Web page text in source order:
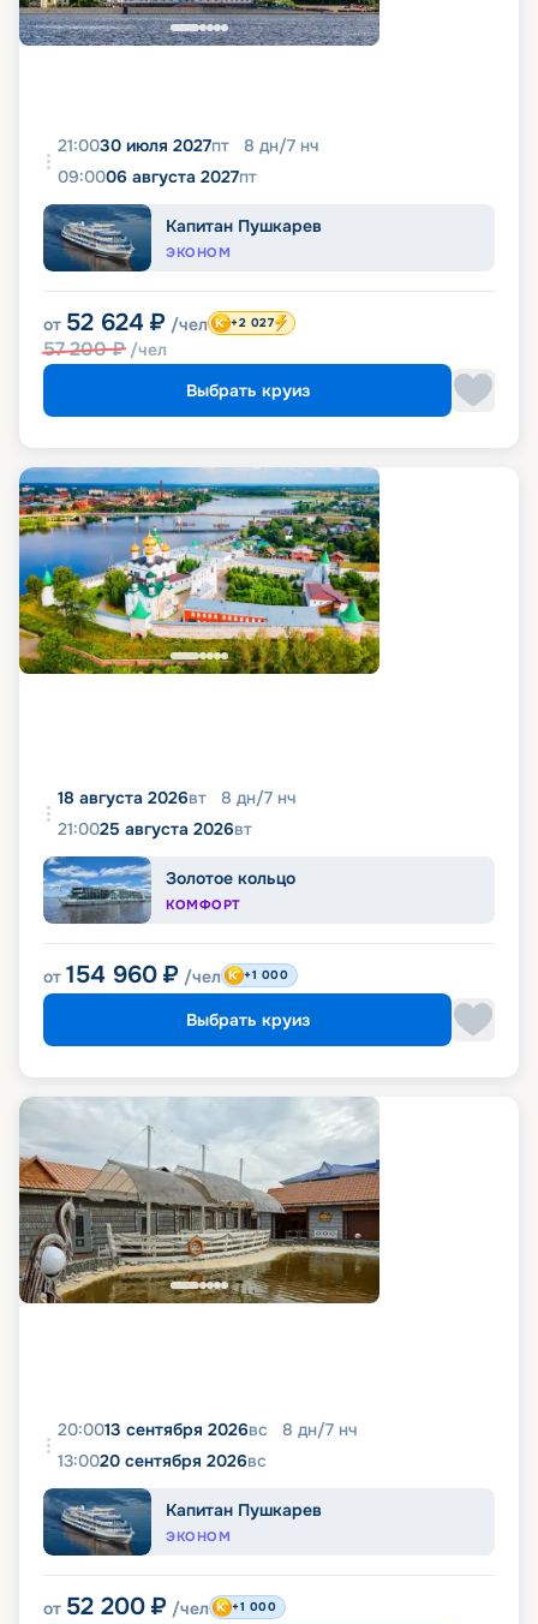
21:0030 июля 2027пт 8 дн/7 нч
09:0006 августа 2027пт
Капитан Пушкарев
ЭКОНОМ
от 52 624 ₽ /чел
57 200₽ /чел
+2 027
Выбрать круиз
18 августа 2026вт 8 дн/7 нч
21:0025 августа 2026вт
Золотое кольцо
КОМФОРТ
от 154 960 ₽ /чел +1 000
Выбрать круиз
20:0013 сентября 2026вс 8 дн/7 нч
13:0020 сентября 2026вс
Капитан Пушкарев
ЭКОНОМ
от 52 200 ₽ /чел +1 000